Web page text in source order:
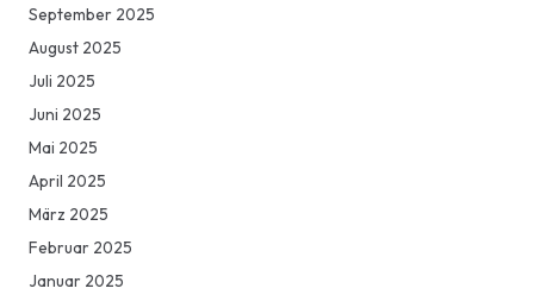
September 2025
August 2025
Juli 2025
Juni 2025
Mai 2025
April 2025
März 2025
Februar 2025
Januar 2025